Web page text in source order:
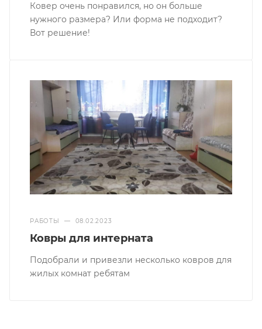
Ковер очень понравился, но он больше
нужного размера? Или форма не подходит?
Вот решение!
РАБОТЫ — 08.02.2023
Ковры для интерната
Подобрали и привезли несколько ковров для
жилых комнат ребятам